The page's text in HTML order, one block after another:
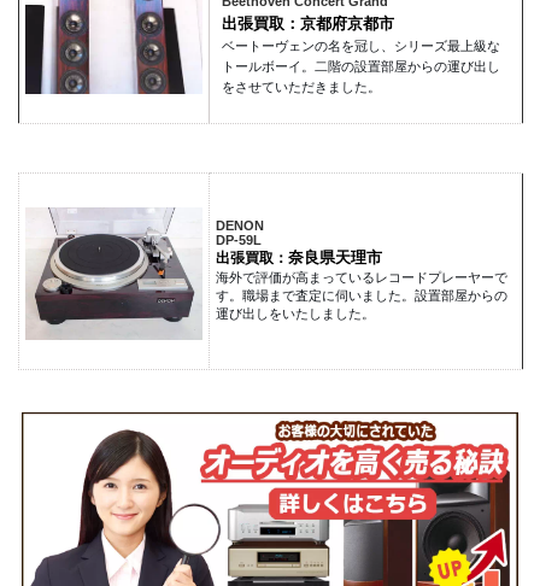
出張買取：京都府京都市
ベートーヴェンの名を冠し、シリーズ最上級な
トールボーイ。二階の設置部屋からの運び出し
をさせていただきました。
DENON
DP-59L
出張買取： 奈良県天理市
海外で評価が高まっているレコードプレーヤーで
す。職場まで査定に伺いました。設置部屋からの
運び出しをいたしました。